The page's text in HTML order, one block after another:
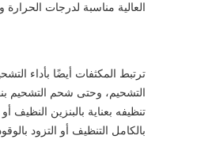
العالية مناسبة لدرجات الحرارة
ترتبط المكثفات أيضًا بأداء
التشحيم، وحتى شحم التشحيم
تنظيفه بعناية بالبنزين
بالكامل التنظيف أو التزود